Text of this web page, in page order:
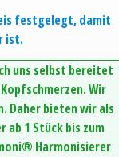
festgelegt, damit
ist.
uns selbst bereitet
Wir
Daher bieten wir als
1 Stück bis zum
Harmonisierer